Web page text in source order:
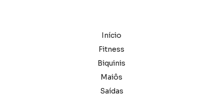
Início
Fitness
Biquinis
Maiôs
Saídas